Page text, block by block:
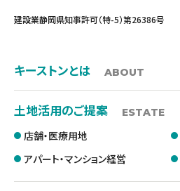
建設業静岡県知事許可（特-5）第26386号
キーストンとは ABOUT
土地活用のご提案 ESTATE
店舗・医療用地
アパート・マンション経営